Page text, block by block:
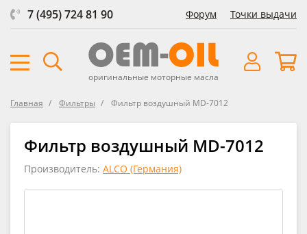
7 (495) 724 81 90 Форум Точки выдачи
оригинальные моторные масла
Главная Фильтры Фильтр воздушный MD-7012
Фильтр воздушный MD-7012
Производитель: ALCO (Германия)